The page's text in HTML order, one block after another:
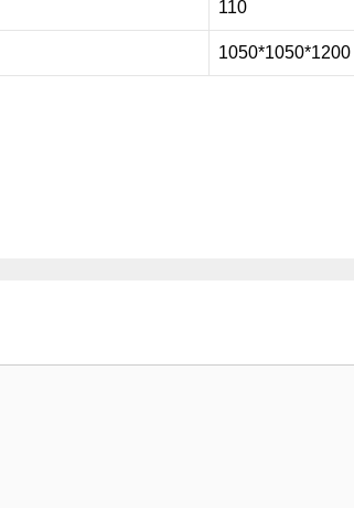
110
1050*1050*1200